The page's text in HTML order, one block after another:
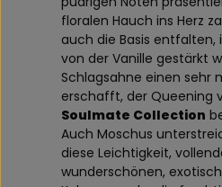
floralen Hauch ins Herz
auch die Basis entfalten,
von der Vanille gestärkt
Schlagsahne einen sehr
erschafft, der Queening
Soulmate Collection
Auch Moschus
diese Leichtigkeit,
wunderschönen,